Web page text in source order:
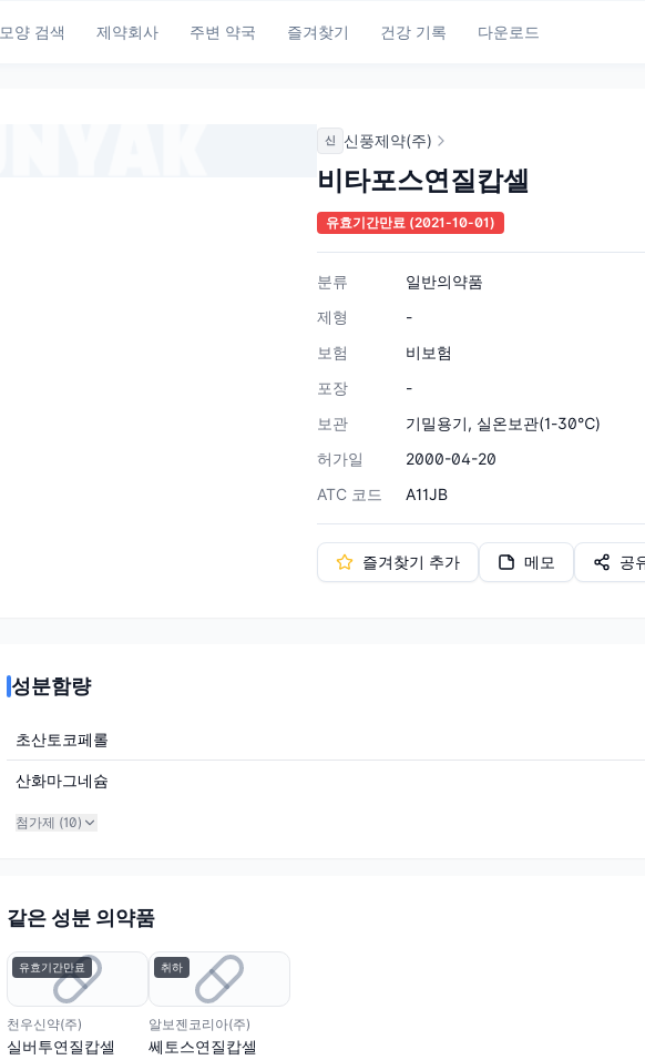
모양 검색 제약회사 주변 약국 즐겨찾기 건강 기록 다운로드
신 신풍제약(주)
비타포스연질캅셀
유효기간만료 (2021-10-01)
분류
일반의약품
제형
-
보험
비보험
포장
-
보관
기밀용기, 실온보관(1-30℃)
허가일
2000-04-20
ATC 코드
A11JB
즐겨찾기 추가 메모 공
성분함량
초산토코페롤
산화마그네슘
첨가제 (10)
같은 성분 의약품
유효기간만료
천우신약(주)
실버투연질캅셀
취하
알보젠코리아(주)
쎄토스연질캅셀